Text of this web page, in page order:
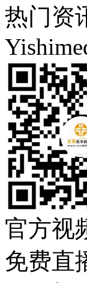
热门资
官方视
免费直